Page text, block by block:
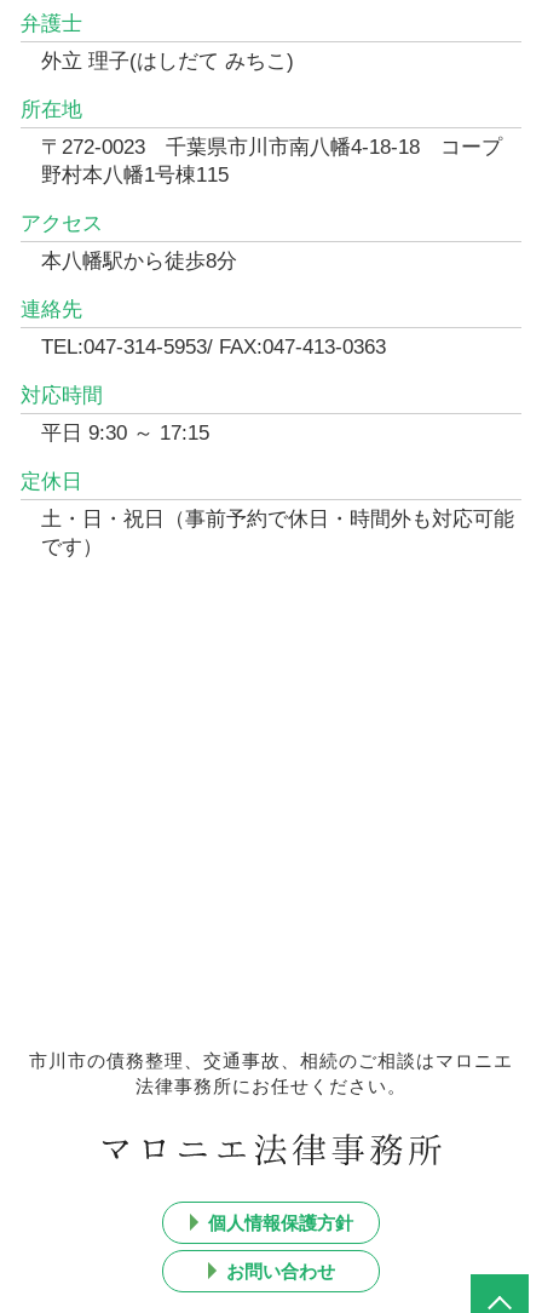
弁護士
外立 理子(はしだて みちこ)
所在地
〒272-0023 千葉県市川市南八幡4-18-18 コープ
野村本八幡1号棟115
アクセス
本八幡駅から徒歩8分
連絡先
TEL:047-314-5953/ FAX:047-413-0363
対応時間
平日 9:30 ～ 17:15
定休日
土・日・祝日（事前予約で休日・時間外も対応可能
です）
市川市の債務整理、交通事故、相続のご相談はマロニエ
法律事務所にお任せください。
個人情報保護方針
お問い合わせ